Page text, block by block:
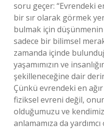
soru geçer: “Evrendeki
bir sır olarak görmek
bulmak için düşünmenin
sadece bir bilimsel
zamanda içinde
yaşamımızın ve
şekilleneceğine dair
Çünkü evrendeki en
fiziksel evreni değil,
olduğumuzu ve
anlamamıza da